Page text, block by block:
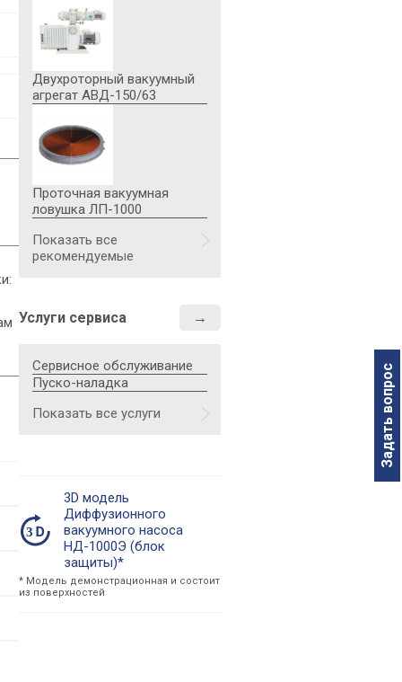
Задать вопрос
Двухроторный вакуумный
агрегат АВД-150/63
Проточная вакуумная
ловушка ЛП-1000
Показать все
рекомендуемые
Услуги сервиса
Сервисное обслуживание
Пуско-наладка
Показать все услуги
3D модель
Диффузионного
вакуумного насоса
НД-1000Э (блок
защиты)*
* Модель демонстрационная и состоит
из поверхностей